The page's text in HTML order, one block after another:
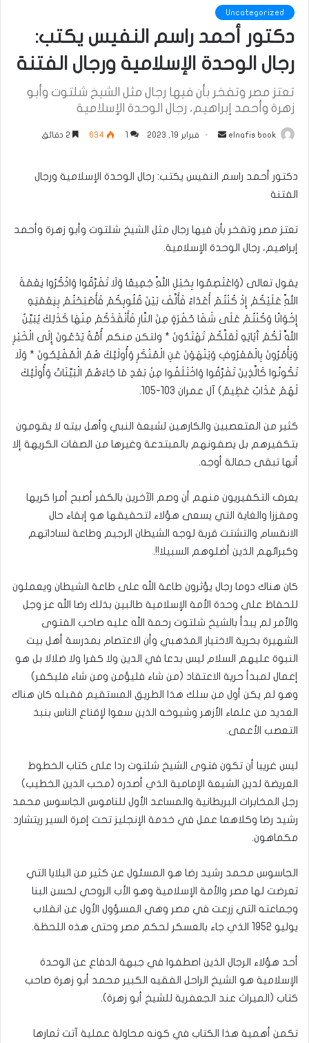
Uncategorized
دكتور أحمد راسم النفيس يكتب:
رجال الوحدة الإسلامية ورجال الفتنة
تعتز مصر وتفخر بأن فيها رجال مثل الشيخ شلتوت وأبو
زهرة وأحمد إبراهيم، رجال الوحدة الإسلامية
elnafis book
أرسل
فبراير 19, 2023 634
دكتور أحمد راسم النفيس يكتب: رجال الوحدة الإسلامية ورجال
الفتنة
تعتز مصر وتفخر بأن فيها رجال مثل الشيخ شلتوت وأبو زهرة وأحمد
إبراهيم، رجال الوحدة الإسلامية.
يقول تعالى (وَاعْتَصِمُوا بِحَبْلِ اللَّهِ جَمِيعًا وَلَا تَفَرَّقُوا وَاذْكُرُوا نِعْمَةَ
اللَّهِ عَلَيْكُمْ إِذْ كُنْتُمْ أَعْدَاءً فَأَلَّفَ بَيْنَ قُلُوبِكُمْ فَأَصْبَحْتُمْ بِنِعْمَتِهِ
إِخْوَانًا وَكُنْتُمْ عَلَى شَفَا حُفْرَةٍ مِنَ النَّارِ فَأَنْقَذَكُمْ مِنْهَا كَذَلِكَ يُبَيِّنُ
اللَّهُ لَكُمْ آَيَاتِهِ لَعَلَّكُمْ تَهْتَدُونَ * ولتكن منكم أُمَّةٌ يَدْعُونَ إِلَى الْخَيْرِ
وَيَأْمُرُونَ بِالْمَعْرُوفِ وَيَنْهَوْنَ عَنِ الْمُنْكَرِ وَأُولَئِكَ هُمُ الْمُفْلِحُونَ * وَلَا
تَكُونُوا كَالَّذِينَ تَفَرَّقُوا وَاخْتَلَفُوا مِنْ بَعْدِ مَا جَاءَهُمُ الْبَيِّنَاتُ وَأُولَئِكَ
لَهُمْ عَذَابٌ عَظِيمٌ) آل عمران 103-105.
كثير من المتعصبين والكارهين لشيعة النبي وأهل بيته لا يقومون
بتكفيرهم بل يصفونهم بالمبتدعة وغيرها من الصفات الكريهة إلا
أنها تبقى حمالة أوجه.
يعرف التكفيريون منهم أن وصم الآخرين بالكفر أصبح أمرا كريها
ومقززا والغاية التي يسعى هؤلاء لتحقيقها هو إبقاء حال
الانقسام والتشتت قربة لوجه الشيطان الرجيم وطاعة لساداتهم
وكبرائهم الذين أضلوهم السبيلا!!.
كان هناك دوما رجال يؤثرون طاعة الله على طاعة الشيطان ويعملون
للحفاظ على وحدة الأمة الإسلامية طالبين بذلك رضا الله عز وجل
والأمر لم يبدأ بالشيخ شلتوت رحمة الله عليه صاحب الفتوى
الشهيرة بحرية الاختيار المذهبي وأن الاعتصام بمدرسة أهل بيت
النبوة عليهم السلام ليس بدعا في الدين ولا كفرا ولا ضلالا بل هو
إعمال لمبدأ حرية الاعتقاد (من شاء فليؤمن ومن شاء فليكفر)
وهو لم يكن أول من سلك هذا الطريق المستقيم فقبله كان هناك
العديد من علماء الأزهر وشيوخه الذين سعوا لإقناع الناس بنبذ
التعصب الأعمى.
ليس غريبا أن تكون فتوى الشيخ شلتوت ردا على كتاب الخطوط
العريضة لدين الشيعة الإمامية الذي أصدره (محب الدين الخطيب)
رجل المخابرات البريطانية والمساعد الأول للناموس الجاسوس محمد
رشيد رضا وكلاهما عمل في خدمة الإنجليز تحت إمرة السير ريتشارد
مكماهون.
الجاسوس محمد رشيد رضا هو المسئول عن كثير من البلايا التي
تعرضت لها مصر والأمة الإسلامية وهو الأب الروحي لحسن البنا
وجماعته التي زرعت في مصر وهي المسؤول الأول عن انقلاب
يوليو 1952 الذي جاء بالعسكر لحكم مصر وحتى هذه اللحظة.
أحد هؤلاء الرجال الذين اصطفوا في جبهة الدفاع عن الوحدة
الإسلامية هو الشيخ الراحل الفقيه الكبير محمد أبو زهرة صاحب
كتاب (الميراث عند الجعفرية للشيخ أبو زهرة).
تكمن أهمية هذا الكتاب في كونه محاولة عملية آتت ثمارها